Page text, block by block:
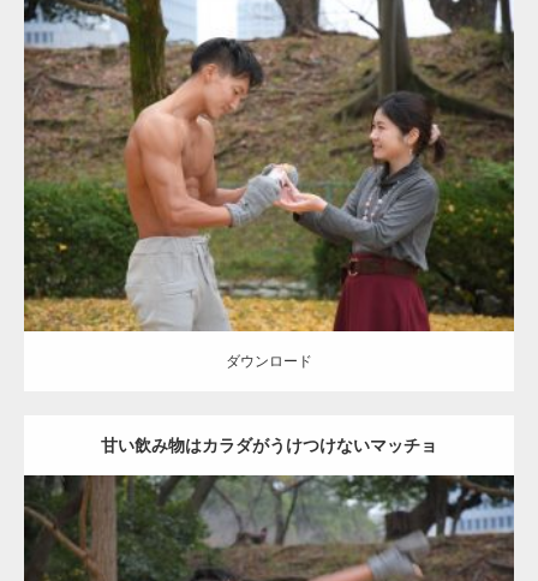
Update:2021.07.8
Category:公園のマッチョ その他 AKIHITO(細マッチョ) 上腕三頭筋
肩
ダウンロード
ダウンロード
甘い飲み物はカラダがうけつけないマッチョ